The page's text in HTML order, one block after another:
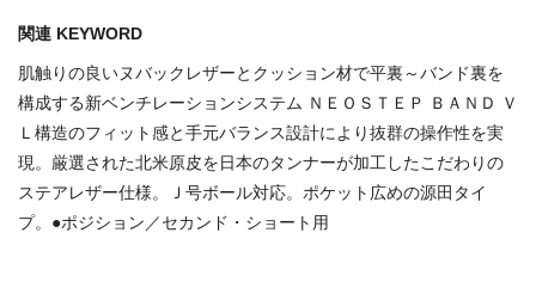
関連 KEYWORD
肌触りの良いヌバックレザーとクッション材で平裏～バンド裏を
構成する新ベンチレーションシステム ＮＥＯＳＴＥＰ ＢＡＮＤ Ｖ
Ｌ構造のフィット感と手元バランス設計により抜群の操作性を実
現。厳選された北米原皮を日本のタンナーが加工したこだわりの
ステアレザー仕様。Ｊ号ボール対応。ポケット広めの源田タイ
プ。●ポジション／セカンド・ショート用